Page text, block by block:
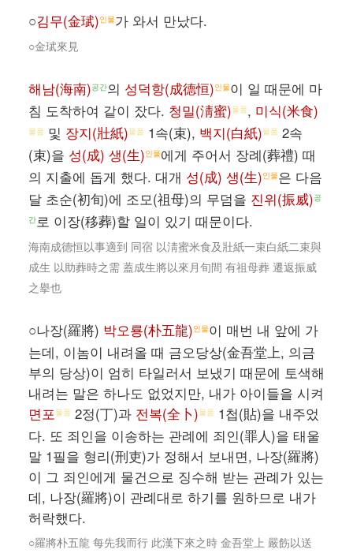
○김무(金珷)인물가 와서 만났다.
○金珷來見
해남(海南)공간의 성덕항(成德恒)인물이 일 때문에 마
침 도착하여 같이 잤다. 청밀(淸蜜)물품, 미식(米食)
물품 및 장지(壯紙)물품 1속(束), 백지(白紙)물품 2속
(束)을 성(成) 생(生)인물에게 주어서 장례(葬禮) 때
의 지출에 돕게 했다. 대개 성(成) 생(生)인물은 다음
달 초순(初旬)에 조모(祖母)의 무덤을 진위(振威)공
간로 이장(移葬)할 일이 있기 때문이다.
海南成德恒以事適到 同宿 以淸蜜米食及壯紙一束白紙二束與
成生 以助葬時之需 蓋成生將以來月旬間 有祖母葬 遷返振威
之擧也
○나장(羅將) 박오룡(朴五龍)인물이 매번 내 앞에 가
는데, 이놈이 내려올 때 금오당상(金吾堂上, 의금
부의 당상)이 엄히 타일러서 보냈기 때문에 토색해
내려는 말은 하나도 없었지만, 내가 아이들을 시켜
면포물품 2정(丁)과 전복(全卜)물품 1첩(貼)을 내주었
다. 또 죄인을 이송하는 관례에 죄인(罪人)을 태울
말 1필을 형리(刑吏)가 정해서 보내면, 나장(羅將)
이 그 죄인에게 물건으로 징수해 받는 관례가 있는
데, 나장(羅將)이 관례대로 하기를 원하므로 내가
허락했다.
○羅將朴五龍 每先我而行 此漢下來之時 金吾堂上 嚴飭以送